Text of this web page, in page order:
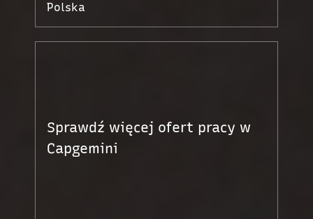
Polska
Sprawdź więcej ofert pracy w
Capgemini